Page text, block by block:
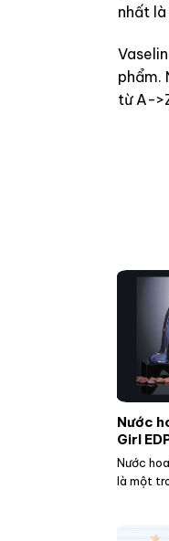
nhất
phẩm.
từ A-
Nước
Girl
Nước
là một